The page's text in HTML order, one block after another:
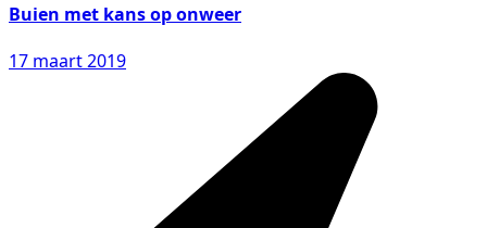
Buien met kans op onweer
17 maart 2019